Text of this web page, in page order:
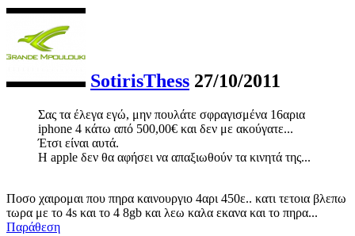
SotirisThess 27/10/2011
Σας τα έλεγα εγώ, μην πουλάτε σφραγισμένα 16αρια
iphone 4 κάτω από 500,00€ και δεν με ακούγατε...
Έτσι είναι αυτά.
Η apple δεν θα αφήσει να απαξιωθούν τα κινητά της...
Ποσο χαιρομαι που πηρα καινουργιο 4αρι 450ε.. κατι τετοια βλεπω
τωρα με το 4s και το 4 8gb και λεω καλα εκανα και το πηρα...
Παράθεση